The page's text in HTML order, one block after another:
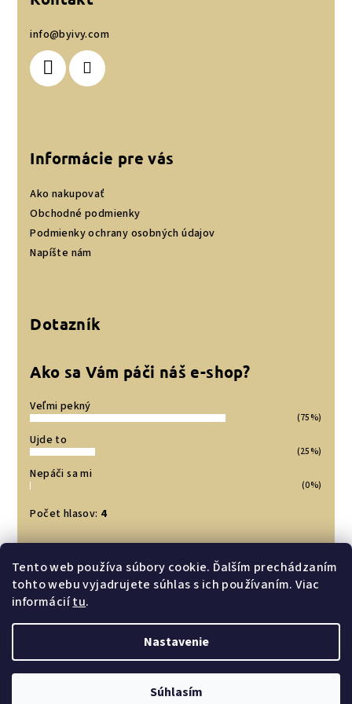
Tento web používa súbory cookie. Ďalším prechádzaním
tohto webu vyjadrujete súhlas s ich používaním. Viac
informáciítu.
Nastavenie
Súhlasím
info@byivy.com
Informácie pre vás
Ako nakupovať
Obchodné podmienky
Podmienky ochrany osobných údajov
Napíšte nám
Dotazník
Ako sa Vám páči náš e-shop?
Veľmi pekný
(75%)
Ujde to
(25%)
Nepáči sa mi
(0%)
Počet hlasov: 4
Prijímame online platby